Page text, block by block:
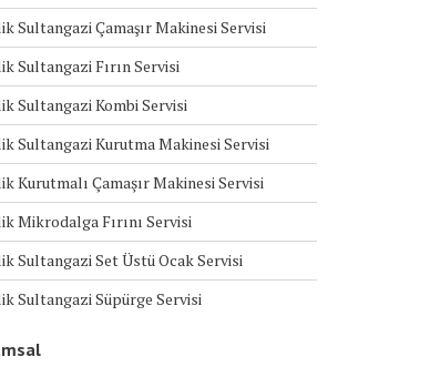
Sultangazi Çamaşır Makinesi Servisi
Sultangazi Fırın Servisi
Sultangazi Kombi Servisi
Sultangazi Kurutma Makinesi Servisi
Kurutmalı Çamaşır Makinesi Servisi
Mikrodalga Fırını Servisi
Sultangazi Set Üstü Ocak Servisi
Sultangazi Süpürge Servisi